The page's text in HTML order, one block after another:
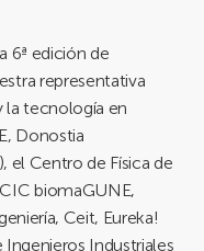
6ª edición de
representativa
la tecnología en
Donostia
el Centro de Física de
biomaGUNE,
Ceit, Eureka!
Industriales